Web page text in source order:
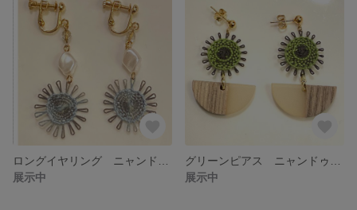
展示中
展示中